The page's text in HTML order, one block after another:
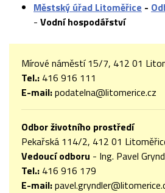
Městský úřad Litoměřice -
- Vodní hospodářství
Mírové náměstí 15/7, 412 01
Tel.: 416 916 111
E-mail:podatelna@litomerice.cz
Odbor životního prostředí
Pekařská 114/2, 412 01
Vedoucí odboru - Ing. Pavel
Tel.: 416 916 179
E-mail: